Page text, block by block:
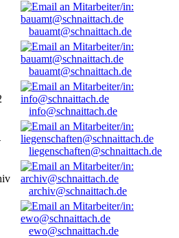
bauamt@schnaittach.de
bauamt@schnaittach.de
info@schnaittach.de
liegenschaften@schnaittach.de
archiv@schnaittach.de
ewo@schnaittach.de